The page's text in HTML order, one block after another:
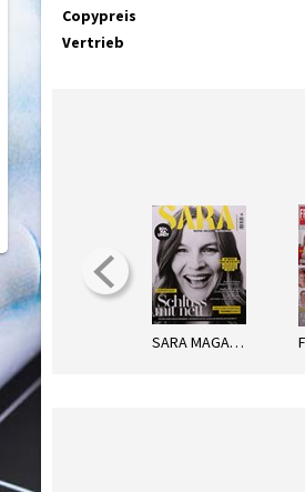
Copypreis
Vertrieb
SARA MAGAZIN